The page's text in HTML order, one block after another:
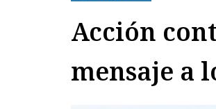
Acción
mensaje a